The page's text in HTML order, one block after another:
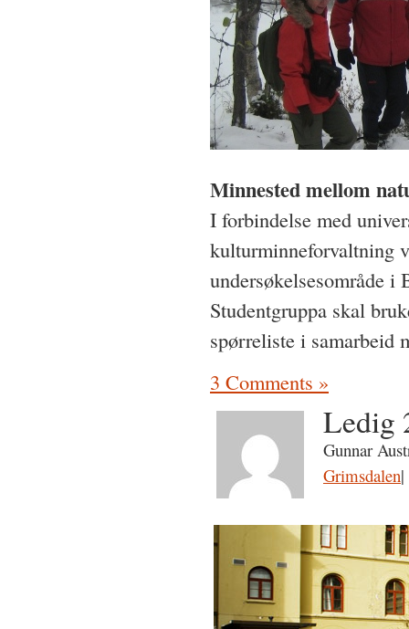
Minnested mellom
I forbindelse med
kulturminneforvaltning
undersøkelsesområde i
Studentgruppa skal
spørreliste i samarbeid
3 Comments »
Ledig
Gunnar
Grimsdalen|